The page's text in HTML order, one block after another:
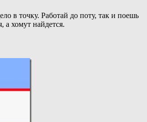
в точку. Работай до поту, так и поешь
а хомут найдется.